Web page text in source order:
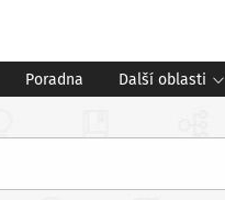
Poradna Další oblasti